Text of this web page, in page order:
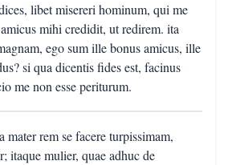
libet misereri hominum, qui me
mihi credidit, ut redirem. ita
ego sum ille bonus amicus, ille
si qua dicentis fides est, facinus
me non esse periturum.
mater rem se facere turpissimam,
itaque mulier, quae adhuc de